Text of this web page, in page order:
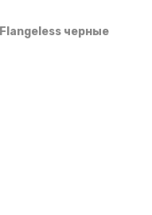
черные